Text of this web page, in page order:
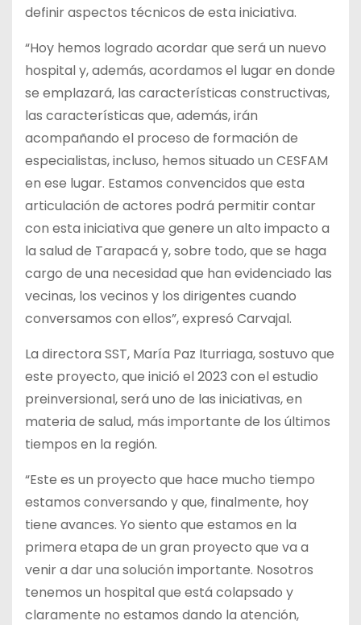
definir aspectos técnicos de esta iniciativa.
“Hoy hemos logrado acordar que será un nuevo
hospital y, además, acordamos el lugar en donde
se emplazará, las características constructivas,
las características que, además, irán
acompañando el proceso de formación de
especialistas, incluso, hemos situado un CESFAM
en ese lugar. Estamos convencidos que esta
articulación de actores podrá permitir contar
con esta iniciativa que genere un alto impacto a
la salud de Tarapacá y, sobre todo, que se haga
cargo de una necesidad que han evidenciado las
vecinas, los vecinos y los dirigentes cuando
conversamos con ellos”, expresó Carvajal.
La directora SST, María Paz Iturriaga, sostuvo que
este proyecto, que inició el 2023 con el estudio
preinversional, será uno de las iniciativas, en
materia de salud, más importante de los últimos
tiempos en la región.
“Este es un proyecto que hace mucho tiempo
estamos conversando y que, finalmente, hoy
tiene avances. Yo siento que estamos en la
primera etapa de un gran proyecto que va a
venir a dar una solución importante. Nosotros
tenemos un hospital que está colapsado y
claramente no estamos dando la atención,